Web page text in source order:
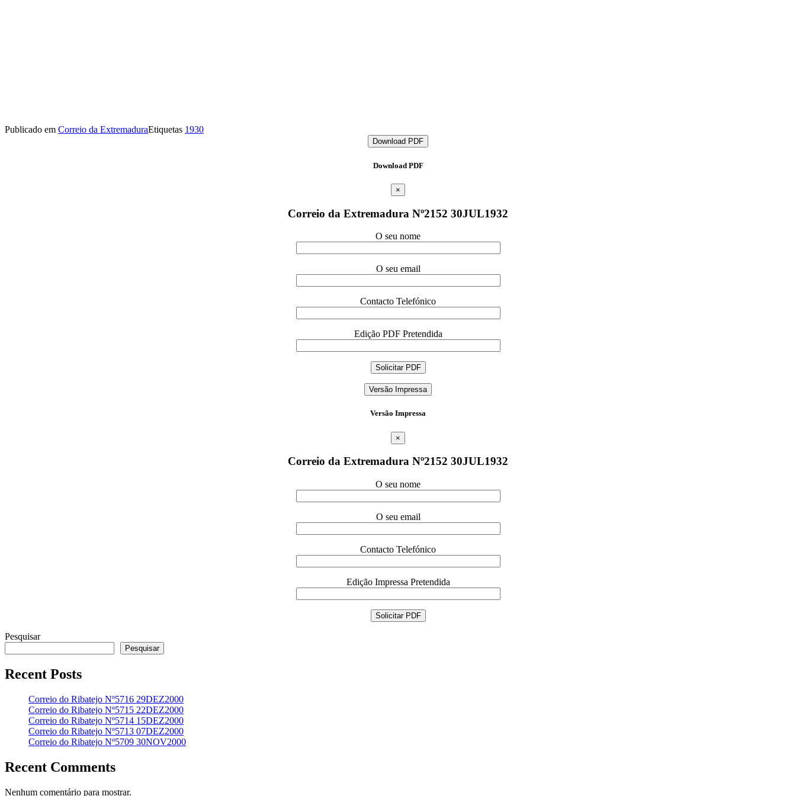
Publicado em Correio da ExtremaduraEtiquetas 1930
Download PDF
Download PDF
×
Correio da Extremadura Nº2152 30JUL1932
O seu nome
O seu email
Contacto Telefónico
Edição PDF Pretendida
Versão Impressa
Versão Impressa
×
Correio da Extremadura Nº2152 30JUL1932
O seu nome
O seu email
Contacto Telefónico
Edição Impressa Pretendida
Pesquisar
Pesquisar
Recent Posts
Correio do Ribatejo Nº5716 29DEZ2000
Correio do Ribatejo Nº5715 22DEZ2000
Correio do Ribatejo Nº5714 15DEZ2000
Correio do Ribatejo Nº5713 07DEZ2000
Correio do Ribatejo Nº5709 30NOV2000
Recent Comments
Nenhum comentário para mostrar.